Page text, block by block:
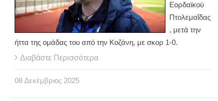
Εορδαϊκού
Πτολεμαΐδας
, μετά την
ήττα της ομάδας του από την Κοζάνη, με σκορ 1-0.
Διαβάστε Περισσότερα
08 Δεκέμβριος 2025